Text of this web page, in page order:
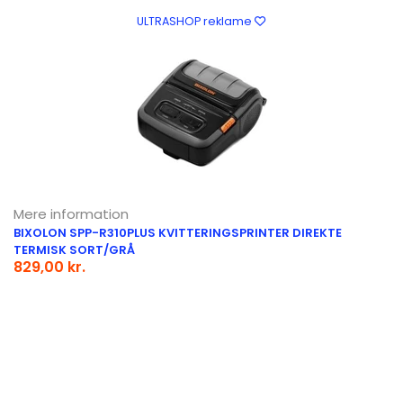
ULTRASHOP reklame
Mere information
BIXOLON SPP-R310PLUS KVITTERINGSPRINTER DIREKTE
TERMISK SORT/GRÅ
829,00 kr.